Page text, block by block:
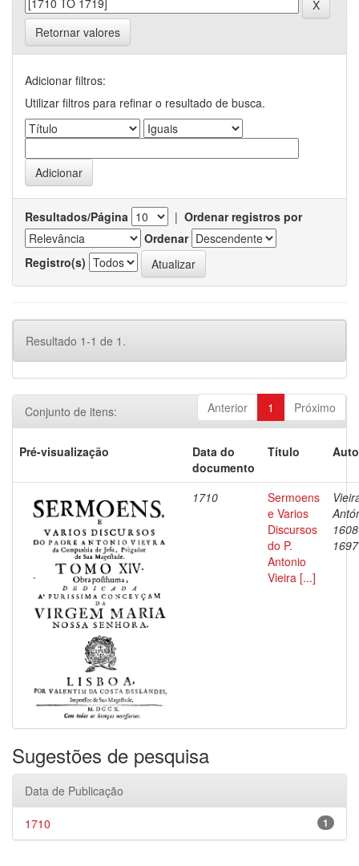
Retornar valores
Adicionar filtros:
Utilizar filtros para refinar o resultado de busca.
Resultados/Página | Ordenar registros por
Ordenar
Registro(s)
Resultado 1-1 de 1.
Anterior 1 Próximo
Conjunto de itens:
Pré-visualização
Data do
documento
Título
1710
Sermoens
e Varios
Discursos
do P.
Antonio
Vieira [...]
1697
Sugestões de pesquisa
Data de Publicação
1
1710